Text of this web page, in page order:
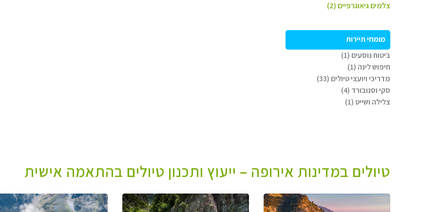
צלמים גיאוגרפיים (2)
מומחי תיירות
ביטוח נוסעים (1)
חיפוש לינה (1)
מדריכי ויועצי טיולים (33)
סקי וסנובורד (4)
צלילה ושייט (1)
טיולים במדינות אירופה – ייעוץ ותכנון טיולים בהתאמה אישית